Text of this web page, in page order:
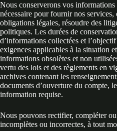
Nous conserverons vos
nécessaire pour fournir nos services,
obligations légales, résoudre des
politiques. Les durées de
d’informations collectées et
exigences applicables à la situation
informations obsolètes et non
vertu des lois et des règlements en
archives contenant les
documents d’ouverture du compte,
information requise.
Nous pouvons rectifier, compléter
incomplètes ou incorrectes, à tout